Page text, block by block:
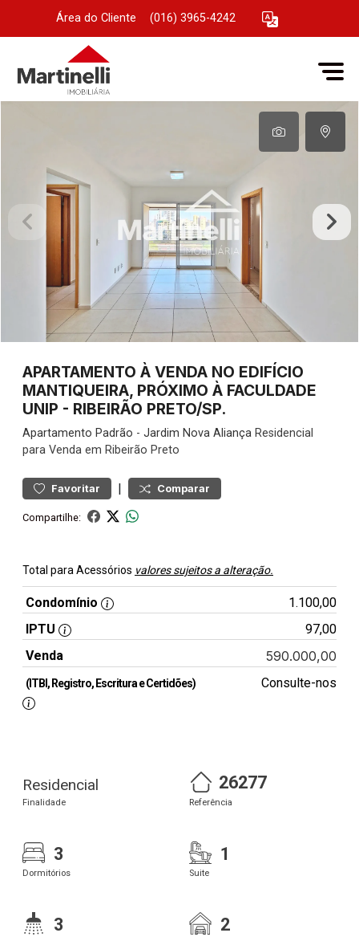
Área do Cliente (016) 3965-4242
APARTAMENTO À VENDA NO EDIFÍCIO
MANTIQUEIRA, PRÓXIMO À FACULDADE
UNIP - RIBEIRÃO PRETO/SP.
Apartamento Padrão - Jardim Nova Aliança Residencial
para Venda em Ribeirão Preto
Favoritar | Comparar
Compartilhe:
Total para Acessórios valores sujeitos a alteração.
Condomínio
1.100,00
IPTU
97,00
Venda
590.000,00
(ITBI, Registro, Escritura e Certidões) Consulte-nos
Residencial
Finalidade
26277
Referência
3
Dormitórios
1
Suite
3 2